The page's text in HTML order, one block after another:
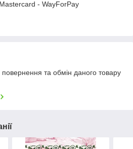
- WayForPay
та обмін даного товару